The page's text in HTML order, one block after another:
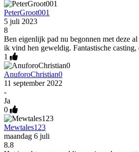
PeterGroot001
5 juli 2023
8
Ben eigenlijk pad nu begonnen met deze
ik vind hen geweldig. Fantastische casting,
1
AnuforoChristian0
11 september 2022
-
Ja
0
Mewtales123
maandag 6 juli
8.8